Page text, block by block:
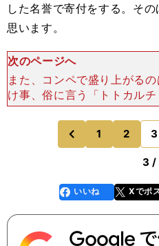
した名誉で寄付をする。そ
思います。
次のページへ
また、コンペで盛り上がる
け事、俗に言う「トトカル
ただし、これは違法行為で
位や２位にくる馬を予想し
ギャンブル
前
のページへ
1 2 3
のペ
3 /
faceboo
k
いいね Xでポ